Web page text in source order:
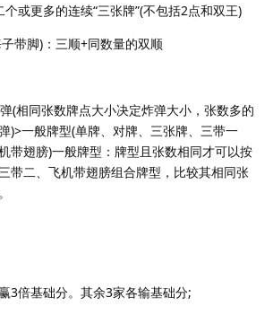
更多的连续“三张牌”(不包括2点和双王)
脚)：三顺+同数量的双顺
相同张数牌点大小决定炸弹大小，张数多的
)>一般牌型(单牌、对牌、三张牌、三带一
带翅膀)一般牌型：牌型且张数相同才可以按
带二、飞机带翅膀组合牌型，比较其相同张
基础分。其余3家各输基础分;